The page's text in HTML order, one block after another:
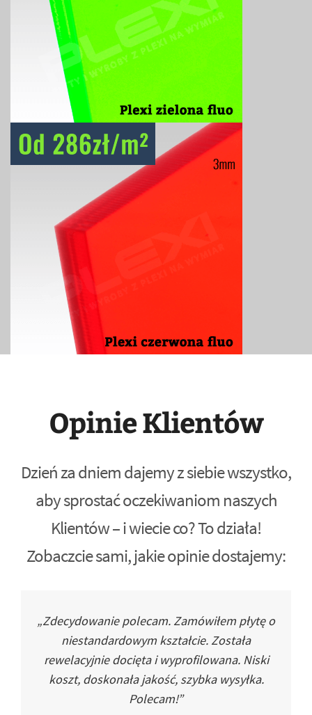
Opinie Klientów
Dzień za dniem dajemy z siebie wszystko,
aby sprostać oczekiwaniom naszych
Klientów – i wiecie co? To działa!
Zobaczcie sami, jakie opinie dostajemy:
„Zdecydowanie polecam. Zamówiłem płytę o
niestandardowym kształcie. Została
rewelacyjnie docięta i wyprofilowana. Niski
koszt, doskonała jakość, szybka wysyłka.
Polecam!”